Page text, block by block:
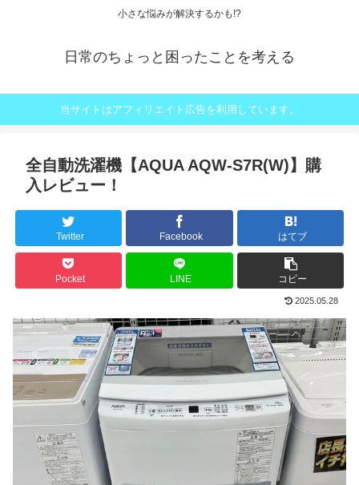
小さな悩みが解決するかも!?
日常のちょっと困ったことを考える
当サイトはアフィリエイト広告を利用しています。
全自動洗濯機【AQUA AQW-S7R(W)】購
入レビュー！
Twitter Facebook はてブ
Pocket LINE コピー
2025.05.28